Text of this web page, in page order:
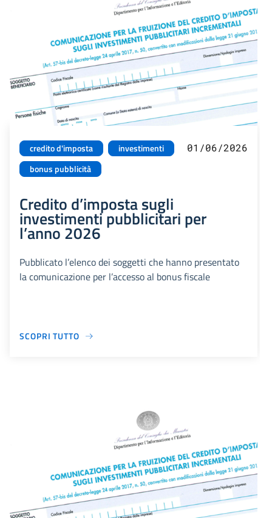
credito d'imposta
investimenti
bonus pubblicità
01/06/2026
Credito d’imposta sugli
investimenti pubblicitari per
l’anno 2026
Pubblicato l’elenco dei soggetti che hanno presentato
la comunicazione per l’accesso al bonus fiscale
SCOPRI TUTTO